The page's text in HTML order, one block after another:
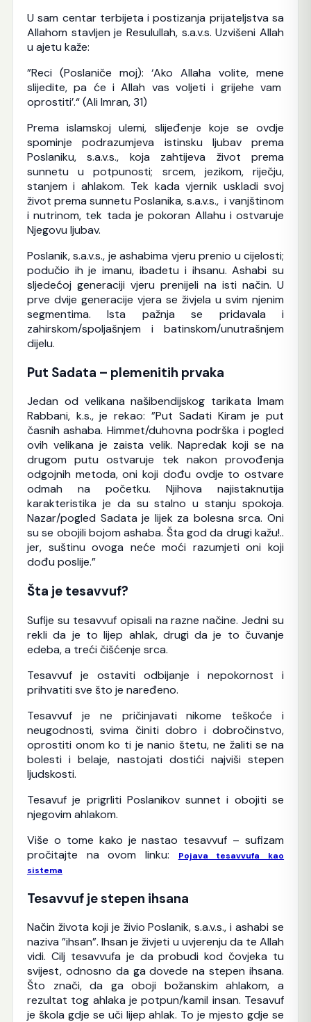
U sam centar terbijeta i postizanja prijateljstva sa
Allahom stavljen je Resulullah, s.a.v.s. Uzvišeni Allah
u ajetu kaže:
”Reci (Poslaniče moj): ‘Ako Allaha volite, mene
slijedite, pa će i Allah vas voljeti i grijehe vam
oprostiti’.“ (Ali Imran, 31)
Prema islamskoj ulemi, slijeđenje koje se ovdje
spominje podrazumjeva istinsku ljubav prema
Poslaniku, s.a.v.s., koja zahtijeva život prema
sunnetu u potpunosti; srcem, jezikom, riječju,
stanjem i ahlakom. Tek kada vjernik uskladi svoj
život prema sunnetu Poslanika, s.a.v.s., i vanjštinom
i nutrinom, tek tada je pokoran Allahu i ostvaruje
Njegovu ljubav.
Poslanik, s.a.v.s., je ashabima vjeru prenio u cijelosti;
podučio ih je imanu, ibadetu i ihsanu. Ashabi su
sljedećoj generaciji vjeru prenijeli na isti način. U
prve dvije generacije vjera se živjela u svim njenim
segmentima. Ista pažnja se pridavala i
zahirskom/spoljašnjem i batinskom/unutrašnjem
dijelu.
Put Sadata – plemenitih prvaka
Jedan od velikana našibendijskog tarikata Imam
Rabbani, k.s., je rekao: ”Put Sadati Kiram je put
časnih ashaba. Himmet/duhovna podrška i pogled
ovih velikana je zaista velik. Napredak koji se na
drugom putu ostvaruje tek nakon provođenja
odgojnih metoda, oni koji dođu ovdje to ostvare
odmah na početku. Njihova najistaknutija
karakteristika je da su stalno u stanju spokoja.
Nazar/pogled Sadata je lijek za bolesna srca. Oni
su se obojili bojom ashaba. Šta god da drugi kažu!..
jer, suštinu ovoga neće moći razumjeti oni koji
dođu poslije.”
Šta je tesavvuf?
Sufije su tesavvuf opisali na razne načine. Jedni su
rekli da je to lijep ahlak, drugi da je to čuvanje
edeba, a treći čišćenje srca.
Tesavvuf je ostaviti odbijanje i nepokornost i
prihvatiti sve što je naređeno.
Tesavvuf je ne pričinjavati nikome teškoće i
neugodnosti, svima činiti dobro i dobročinstvo,
oprostiti onom ko ti je nanio štetu, ne žaliti se na
bolesti i belaje, nastojati dostići najviši stepen
ljudskosti.
Tesavuf je prigrliti Poslanikov sunnet i obojiti se
njegovim ahlakom.
Više o tome kako je nastao tesavvuf – sufizam
pročitajte na ovom linku:
Pojava tesavvufa kao
sistema
Tesavvuf je stepen ihsana
Način života koji je živio Poslanik, s.a.v.s., i ashabi se
naziva ”ihsan”. Ihsan je živjeti u uvjerenju da te Allah
vidi. Cilj tesavvufa je da probudi kod čovjeka tu
svijest, odnosno da ga dovede na stepen ihsana.
Što znači, da ga oboji božanskim ahlakom, a
rezultat tog ahlaka je potpun/kamil insan. Tesavuf
je škola gdje se uči lijep ahlak. To je mjesto gdje se